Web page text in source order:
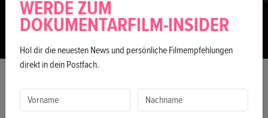
FESTIVAL
Gewinner*innenfilme der Doxumentale
2025
WERDE ZUM
DOKUMENTARFILM-INSIDER
Hol dir die neuesten News und persönliche Filmempfehlungen
direkt in dein Postfach.